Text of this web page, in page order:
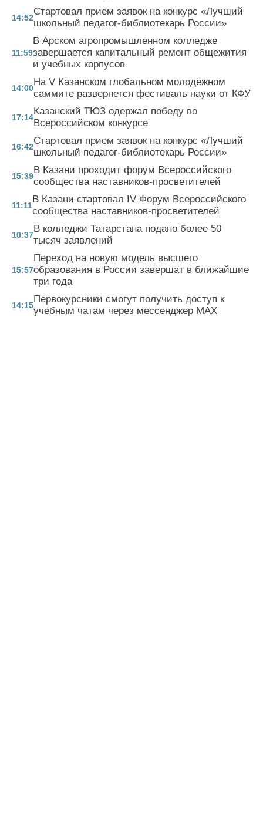
14:52
Стартовал прием заявок на конкурс «Лучший
школьный педагог-библиотекарь России»
11:59
В Арском агропромышленном колледже
завершается капитальный ремонт общежития
и учебных корпусов
14:00
На V Казанском глобальном молодёжном
саммите развернется фестиваль науки от КФУ
17:14
Казанский ТЮЗ одержал победу во
Всероссийском конкурсе
16:42
Стартовал прием заявок на конкурс «Лучший
школьный педагог-библиотекарь России»
15:39
В Казани проходит форум Всероссийского
сообщества наставников-просветителей
11:11
В Казани стартовал IV Форум Всероссийского
сообщества наставников-просветителей
10:37
В колледжи Татарстана подано более 50
тысяч заявлений
15:57
Переход на новую модель высшего
образования в России завершат в ближайшие
три года
14:15
Первокурсники смогут получить доступ к
учебным чатам через мессенджер MAX